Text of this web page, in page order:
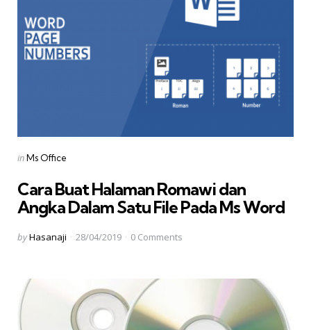
Categories
Posted
inMs Office
Cara Buat Halaman Romawi dan
Angka Dalam Satu File Pada Ms Word
Posted
byHasanaji 28/04/2019 0 Comments